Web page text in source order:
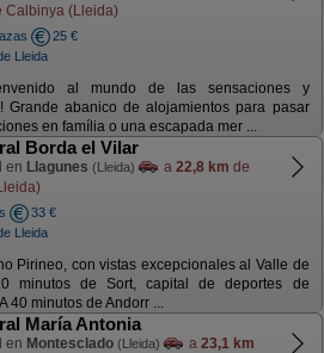
Calbinya (Lleida)
25 €
Lleida
al mundo de las sensaciones y
Grande abanico de alojamientos para pasar
en família o una escapada mer ...
Borda el Vilar
en Llagunes (Lleida) a 22,8 km de
33 €
Lleida
Pirineo, con vistas excepcionales al Valle de
minutos de Sort, capital de deportes de
40 minutos de Andorr ...
María Antonia
en Montesclado (Lleida) a 23,1 km